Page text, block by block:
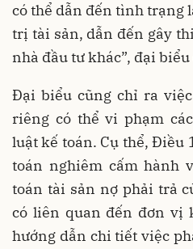
có thể dẫn đến tình trạng
trị tài sản, dẫn đến gây
nhà đầu tư khác”, đại
Đại biểu cũng chỉ ra
riêng có thể vi phạm
luật kế toán. Cụ thể, Điều
toán nghiêm cấm hành
toán tài sản nợ phải trả
có liên quan đến đơn vị
hướng dẫn chi tiết việc